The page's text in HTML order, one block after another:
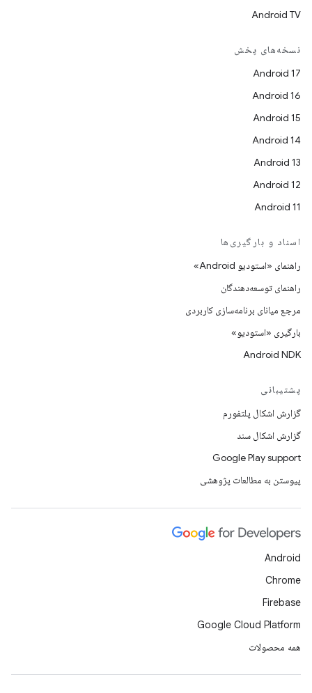
Android TV
نسخه‌های پخش
Android 17
Android 16
Android 15
Android 14
Android 13
Android 12
Android 11
اسناد و بارگیری‌ها
راهنمای «استودیو Android»
راهنمای توسعه‌دهندگان
مرجع میانای برنامه‌سازی کاربردی
بارگیری «استودیو»
Android NDK
پشتیبانی
گزارش اشکال پلتفورم
گزارش اشکال سند
Google Play support
پیوستن به مطالعات پژوهشی
Android
Chrome
Firebase
Google Cloud Platform
همه محصولات